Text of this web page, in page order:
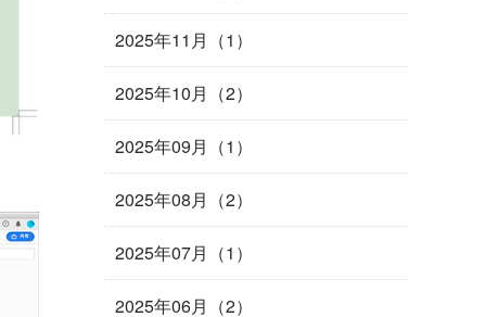
2025年11月（1）
2025年10月（2）
2025年09月（1）
2025年08月（2）
2025年07月（1）
2025年06月（2）